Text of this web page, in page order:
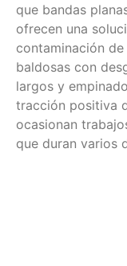
que bandas
ofrecen una
contaminación
baldosas con
largos y
tracción positiva
ocasionan
que duran varios